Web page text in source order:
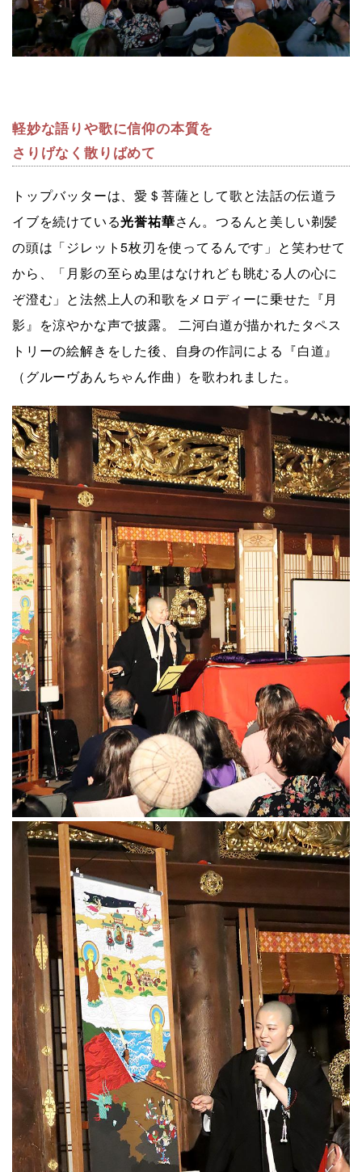
軽妙な語りや歌に信仰の本質を
さりげなく散りばめて
トップバッターは、愛＄菩薩として歌と法話の伝道ラ
イブを続けている光誉祐華さん。つるんと美しい剃髪
の頭は「ジレット5枚刃を使ってるんです」と笑わせて
から、「月影の至らぬ里はなけれども眺むる人の心に
ぞ澄む」と法然上人の和歌をメロディーに乗せた『月
影』を涼やかな声で披露。 二河白道が描かれたタペス
トリーの絵解きをした後、自身の作詞による『白道』
（グルーヴあんちゃん作曲）を歌われました。